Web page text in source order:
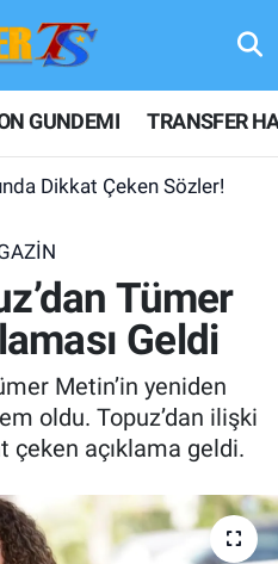
GUNDEMI TRANSFER
Dikkat Çeken Sözler!
Tümer
Geldi
Metin’in yeniden
oldu. Topuz’dan ilişki
açıklama geldi.